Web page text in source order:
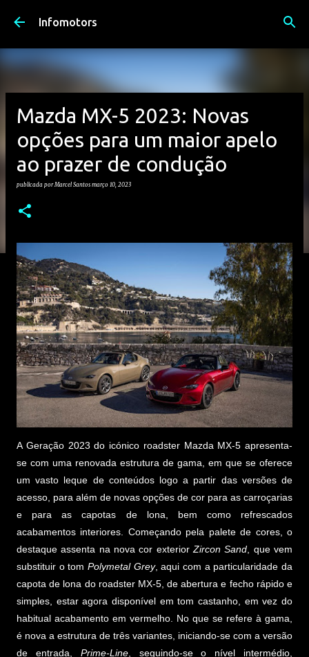
Avançar para o conteúdo principal
Infomotors
Mazda MX-5 2023: Novas
opções para um maior apelo
ao prazer de condução
publicada porMarcel Santos março 10, 2023
A Geração 2023 do icónico roadster Mazda MX-5 apresenta-
se com uma renovada estrutura de gama, em que se oferece
um vasto leque de conteúdos logo a partir das versões de
acesso, para além de novas opções de cor para as carroçarias
e para as capotas de lona, bem como refrescados
acabamentos interiores. Começando pela palete de cores, o
destaque assenta na nova cor exterior Zircon Sand , que vem
substituir o tom Polymetal Grey, aqui com a particularidade da
capota de lona do roadster MX-5, de abertura e fecho rápido e
simples, estar agora disponível em tom castanho, em vez do
habitual acabamento em vermelho. No que se refere à gama,
é nova a estrutura de três variantes, iniciando-se com a versão
de entrada, Prime-Line, seguindo-se o nível intermédio,